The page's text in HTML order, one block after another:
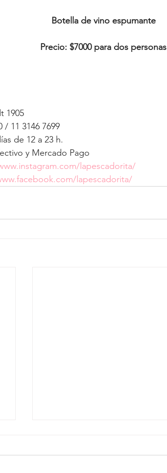
Botella de vino espumante
Precio: $7000 para dos personas
1905
/ 11 3146 7699
de 12 a 23 h.
y Mercado Pago
lapescadorita/
lapescadorita/